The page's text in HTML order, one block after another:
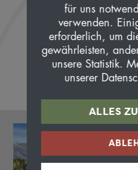
für uns
verwenden.
erforderlich, um
gewährleisten,
unsere Statistik.
unserer
ALLES